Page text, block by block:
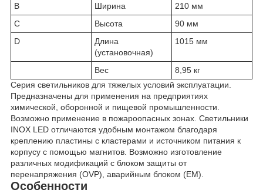
B
Ширина
210 мм
C
Высота
90 мм
D
Длина
(установочная)
1015 мм
Вес
8,95 кг
Серия светильников для тяжелых условий эксплуатации.
Предназначены для применения на предприятиях
химической, оборонной и пищевой промышленности.
Возможно применение в пожароопасных зонах. Светильники
INOX LED отличаются удобным монтажом благодаря
креплению пластины с кластерами и источником питания к
корпусу с помощью магнитов. Возможно изготовление
различных модификаций с блоком защиты от
перенапряжения (OVP), аварийным блоком (EM).
Особенности